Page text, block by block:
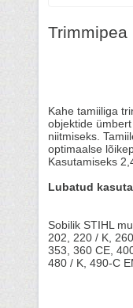
Trimmipea
Kahe tamiiliga
objektide
niitmiseks.
optimaalse
Kasutamiseks
Lubatud
Sobilik STIHL
202, 220 / K,
353, 360 CE,
480 / K, 490-C